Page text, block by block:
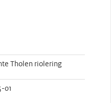
Tholen riolering
01